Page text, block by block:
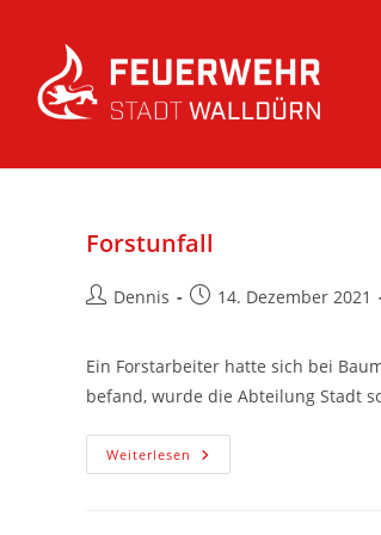
Forstunfall
Dennis 14. Dezember 2021
Ein Forstarbeiter hatte sich bei
befand, wurde die Abteilung Stadt
Weiterlesen